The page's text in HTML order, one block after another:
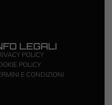
LEGALI
POLICY
POLICY
E CONDIZIONI